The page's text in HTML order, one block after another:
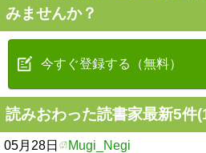
みませんか？
今すぐ登録する（無料）
読みおわった読書家最新5件
05月28日 Mugi_Negi